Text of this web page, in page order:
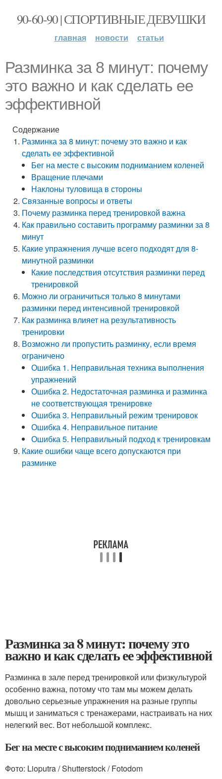
90-60-90 | СПОРТИВНЫЕ ДЕВУШКИ
главная новости статьи
Разминка за 8 минут: почему
это важно и как сделать ее
эффективной
Содержание
Разминка за 8 минут: почему это важно и как
сделать ее эффективной
Бег на месте с высоким подниманием коленей
Вращение плечами
Наклоны туловища в стороны
Связанные вопросы и ответы
Почему разминка перед тренировкой важна
Как правильно составить программу разминки за 8
минут
Какие упражнения лучше всего подходят для 8-
минутной разминки
Какие последствия отсутствия разминки перед
тренировкой
Можно ли ограничиться только 8 минутами
разминки перед интенсивной тренировкой
Как разминка влияет на результативность
тренировки
Возможно ли пропустить разминку, если время
ограничено
Ошибка 1. Неправильная техника выполнения
упражнений
Ошибка 2. Недостаточная разминка и разминка
не соответствующая тренировке
Ошибка 3. Неправильный режим тренировок
Ошибка 4. Неправильное питание
Ошибка 5. Неправильный подход к тренировкам
Какие ошибки чаще всего допускаются при
разминке
Разминка за 8 минут: почему это
важно и как сделать ее эффективной
Разминка в зале перед тренировкой или физкультурой
особенно важна, потому что там мы можем делать
довольно серьезные упражнения на разные группы
мышц и заниматься с тренажерами, настраивать на них
нелегкий вес. Вот небольшой комплекс.
Бег на месте с высоким подниманием коленей
Фото: Lioputra / Shutterstock / Fotodom